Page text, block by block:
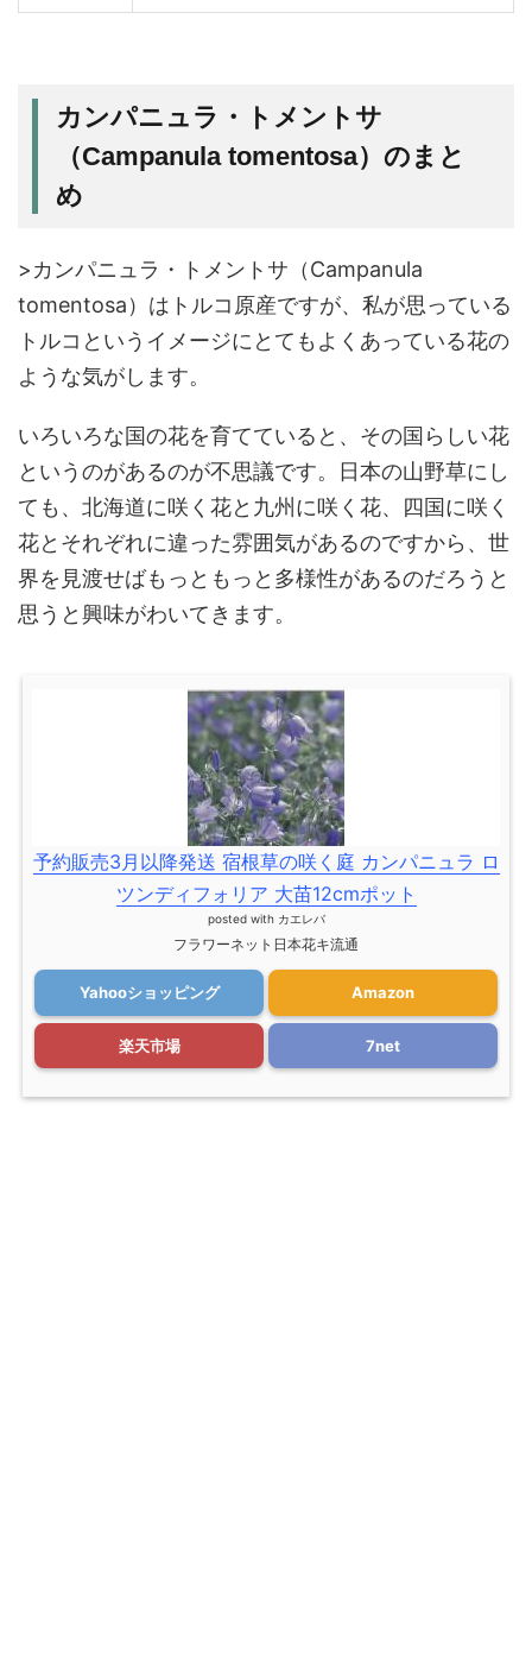
カンパニュラ・トメントサ
（Campanula tomentosa）のまと
め
>カンパニュラ・トメントサ（Campanula
tomentosa）はトルコ原産ですが、私が思っている
トルコというイメージにとてもよくあっている花の
ような気がします。
いろいろな国の花を育てていると、その国らしい花
というのがあるのが不思議です。日本の山野草にし
ても、北海道に咲く花と九州に咲く花、四国に咲く
花とそれぞれに違った雰囲気があるのですから、世
界を見渡せばもっともっと多様性があるのだろうと
思うと興味がわいてきます。
予約販売3月以降発送 宿根草の咲く庭 カンパニュラ ロ
ツンディフォリア 大苗12cmポット
posted with カエレバ
フラワーネット日本花キ流通
Yahooショッピング Amazon
楽天市場 7net